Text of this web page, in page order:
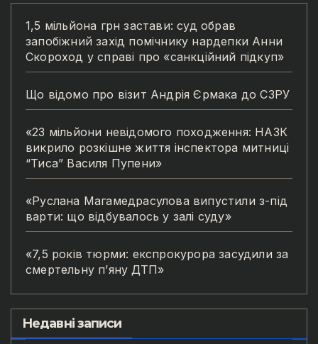
1,5 мільйона грн застави: суд обрав
запобіжний захід помічнику нардепки Анни
Скороход у справі про «санкційний підкуп»
Що відомо про візит Андрія Єрмака до СЗРУ
«23 мільйони невідомого походження: НАЗК
викрило розкішне життя інспектора митниці
“Тиса” Василя Пупени»
«Руслана Магамедрасулова випустили з-під
варти: що відбувалось у залі суду»
«7,5 років тюрми: експрокурора засудили за
смертельну п’яну ДТП»
Недавні записи